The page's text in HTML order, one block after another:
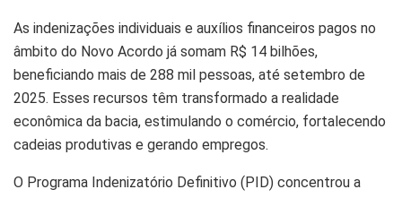
As indenizações individuais e auxílios financeiros pagos no
âmbito do Novo Acordo já somam R$ 14 bilhões,
beneficiando mais de 288 mil pessoas, até setembro de
2025. Esses recursos têm transformado a realidade
econômica da bacia, estimulando o comércio, fortalecendo
cadeias produtivas e gerando empregos.
O Programa Indenizatório Definitivo (PID) concentrou a